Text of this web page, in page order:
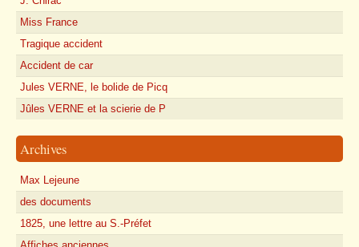
Miss France
Tragique accident
Accident de car
Jules VERNE, le bolide de Picq
Jûles VERNE et la scierie de P
Archives
Max Lejeune
des documents
1825, une lettre au S.-Préfet